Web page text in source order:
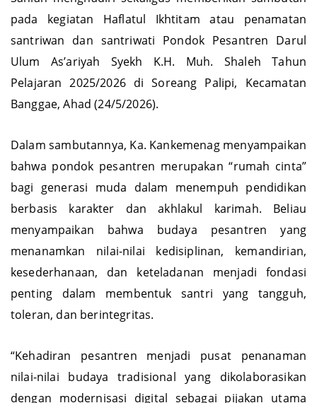
Sahlan menghadiri sekaligus memberikan sambutan
pada kegiatan Haflatul Ikhtitam atau penamatan
santriwan dan santriwati Pondok Pesantren Darul
Ulum As’ariyah Syekh K.H. Muh. Shaleh Tahun
Pelajaran 2025/2026 di Soreang Palipi, Kecamatan
Dalam sambutannya, Ka. Kankemenag menyampaikan
bahwa pondok pesantren merupakan “rumah cinta”
bagi generasi muda dalam menempuh pendidikan
berbasis karakter dan akhlakul karimah. Beliau
menyampaikan bahwa budaya pesantren yang
menanamkan nilai-nilai kedisiplinan, kemandirian,
kesederhanaan, dan keteladanan menjadi fondasi
penting dalam membentuk santri yang tangguh,
“Kehadiran pesantren menjadi pusat penanaman
nilai-nilai budaya tradisional yang dikolaborasikan